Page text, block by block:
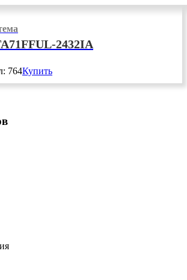
2432IA
764Купить